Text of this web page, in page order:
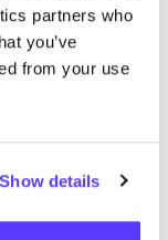
partners who
you’ve
from your use
Show detailsPreviousNext